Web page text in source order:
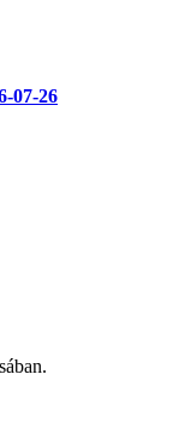
07-26
| 2026-07-
VERSENY!